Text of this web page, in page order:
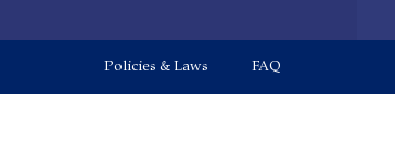
Footer menu
FAQ
Policies & Laws